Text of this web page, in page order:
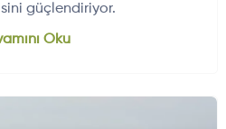
güçlendiriyor.
Oku